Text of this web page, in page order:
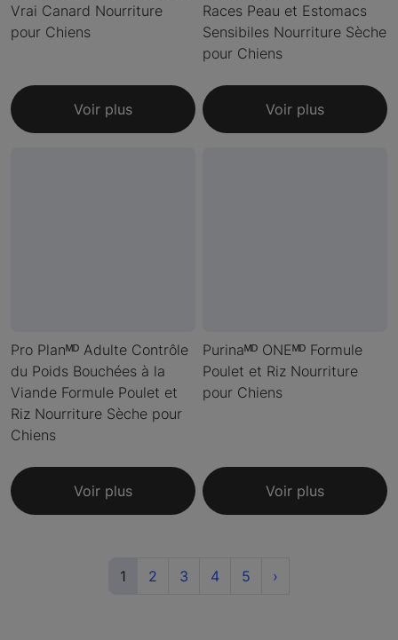
Vrai Canard Nourriture
pour Chiens
Voir plus
Races Peau et Estomacs
Sensibiles Nourriture Sèche
pour Chiens
Voir plus
Pro Planᴹᴰ Adulte Contrôle
du Poids Bouchées à la
Viande Formule Poulet et
Riz Nourriture Sèche pour
Chiens
Voir plus
Purinaᴹᴰ ONEᴹᴰ Formule
Poulet et Riz Nourriture
pour Chiens
Voir plus
1 (current)
2 3 4 5 ›